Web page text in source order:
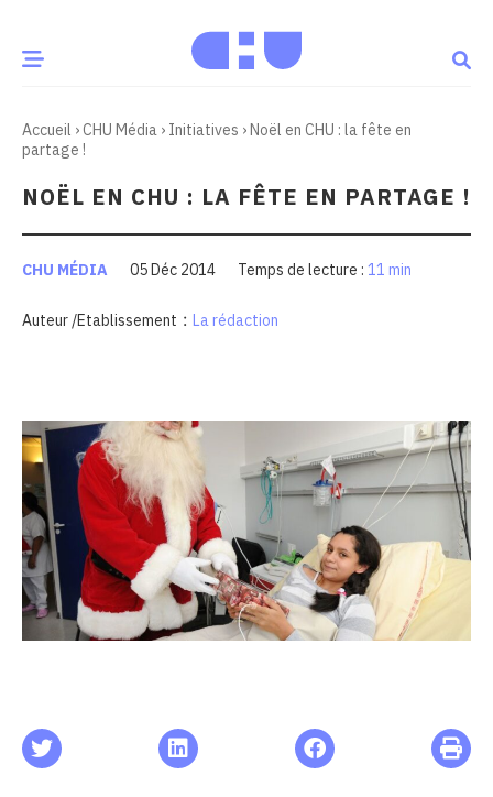
MOMENT
Innovation
& patrimoine Patient
des CHU
articles
Accueil ›CHU Média › Initiatives ›Noël en CHU : la fête en
partage !
NOËL EN CHU : LA FÊTE EN PARTAGE !
CHU MÉDIA 05 Déc 2014 11 min
Auteur /Etablissement : La rédaction